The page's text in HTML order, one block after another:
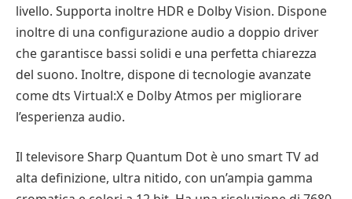
livello. Supporta inoltre HDR e Dolby Vision. Dispone
inoltre di una configurazione audio a doppio driver
che garantisce bassi solidi e una perfetta chiarezza
del suono. Inoltre, dispone di tecnologie avanzate
come dts Virtual:X e Dolby Atmos per migliorare
l’esperienza audio.
Il televisore Sharp Quantum Dot è uno smart TV ad
alta definizione, ultra nitido, con un’ampia gamma